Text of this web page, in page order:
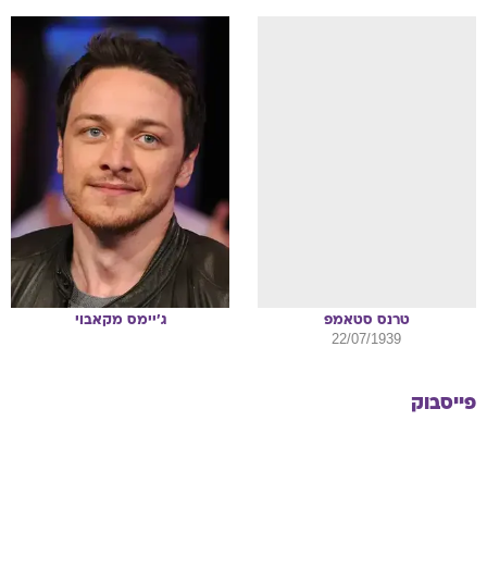
טרנס סטאמפ
22/07/1939
ג'יימס מקאבוי
פייסבוק